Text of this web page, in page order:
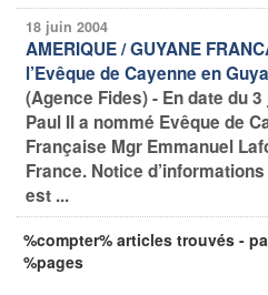
18 juin 2004
AMERIQUE / GUYANE
l’Evêque de Cayenne en
(Agence Fides) - En date du
Paul II a nommé Evêque de
Française Mgr Emmanuel
France. Notice
est ...
%compter% articles trouvés -
%pages